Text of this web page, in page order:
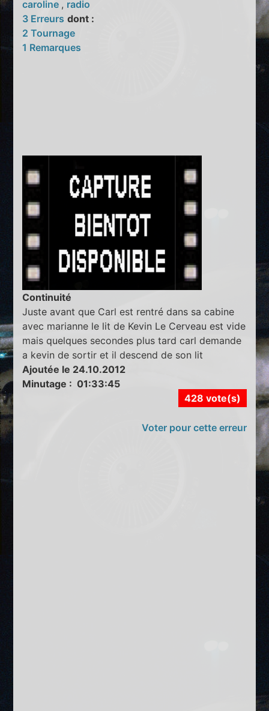
caroline , radio
3 Erreurs dont :
2 Tournage
1 Remarques
Continuité
Juste avant que Carl est rentré dans sa cabine
avec marianne le lit de Kevin Le Cerveau est vide
mais quelques secondes plus tard carl demande
a kevin de sortir et il descend de son lit
Ajoutée le 24.10.2012
Minutage : 01:33:45
428 vote(s)
Voter pour cette erreur